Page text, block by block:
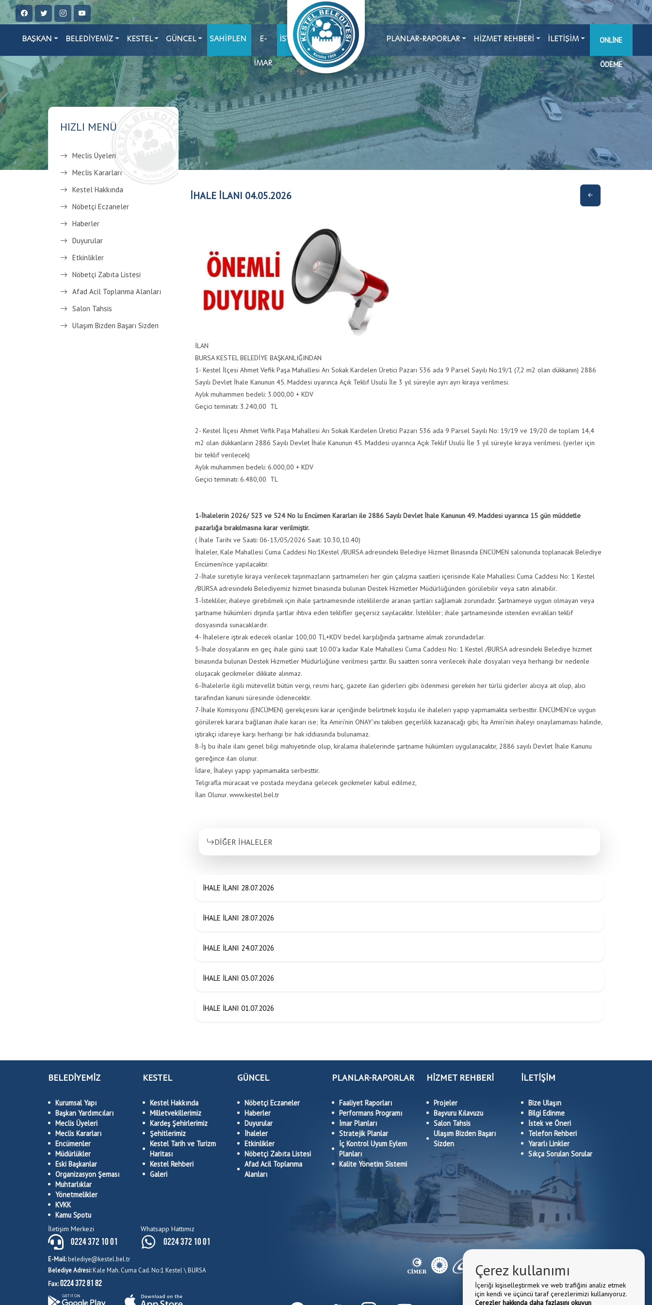
BAŞKAN BELEDİYEMİZ KESTEL GÜNCEL SAHIPLEN E-
İMAR
İSTIHDAM PLANLAR-RAPORLAR HİZMET REHBERİ İLETİŞİM ONLINE
ÖDEME
Anasayfa İhaleler / İHALE İLANI 04.05.2026
HIZLI MENÜ
Meclis Üyeleri
Meclis Kararları
Kestel Hakkında
Nöbetçi Eczaneler
Haberler
Duyurular
Etkinlikler
Nöbetçi Zabıta Listesi
Afad Acil Toplanma Alanları
Salon Tahsis
Ulaşım Bizden Başarı Sizden
İHALE İLANI 04.05.2026
İLAN
BURSA KESTEL BELEDİYE BAŞKANLIĞINDAN
1- Kestel İlçesi Ahmet Vefik Paşa Mahallesi Arı Sokak Kardelen Üretici Pazarı 536 ada 9 Parsel Sayılı No:19/1 (7,2 m2 olan dükkanın) 2886
Sayılı Devlet İhale Kanunun 45. Maddesi uyarınca Açık Teklif Usulü İle 3 yıl süreyle ayrı ayrı kiraya verilmesi.
Aylık muhammen bedeli: 3.000,00 + KDV
Geçici teminatı: 3.240,00 TL
2- Kestel İlçesi Ahmet Vefik Paşa Mahallesi Arı Sokak Kardelen Üretici Pazarı 536 ada 9 Parsel Sayılı No: 19/19 ve 19/20 de toplam 14,4
m2 olan dükkanların 2886 Sayılı Devlet İhale Kanunun 45. Maddesi uyarınca Açık Teklif Usulü İle 3 yıl süreyle kiraya verilmesi. (yerler için
bir teklif verilecek)
Aylık muhammen bedeli: 6.000,00 + KDV
Geçici teminatı: 6.480,00 TL
1-İhalelerin 2026/ 523 ve 524 No lu Encümen Kararları ile 2886 Sayılı Devlet İhale Kanunun 49. Maddesi uyarınca 15 gün müddetle
pazarlığa bırakılmasına karar verilmiştir.
( İhale Tarihi ve Saati: 06-13/05/2026 Saat: 10.30,10.40)
İhaleler, Kale Mahallesi Cuma Caddesi No:1Kestel /BURSA adresindeki Belediye Hizmet Binasında ENCÜMEN salonunda toplanacak Belediye
Encümeni'nce yapılacaktır.
2-İhale suretiyle kiraya verilecek taşınmazların şartnameleri her gün çalışma saatleri içerisinde Kale Mahallesi Cuma Caddesi No: 1 Kestel
/BURSA adresindeki Belediyemiz hizmet binasında bulunan Destek Hizmetler Müdürlüğünden görülebilir veya satın alınabilir.
3-İstekliler, ihaleye girebilmek için ihale şartnamesinde isteklilerde aranan şartları sağlamak zorundadır. Şartnameye uygun olmayan veya
şartname hükümleri dışında şartlar ihtiva eden teklifler geçersiz sayılacaktır. İstekliler; ihale şartnamesinde istenilen evrakları teklif
dosyasında sunacaklardır.
4- İhalelere iştirak edecek olanlar 100,00 TL+KDV bedel karşılığında şartname almak zorundadırlar.
5-İhale dosyalarını en geç ihale günü saat 10.00'a kadar Kale Mahallesi Cuma Caddesi No: 1 Kestel /BURSA adresindeki Belediye hizmet
binasında bulunan Destek Hizmetler Müdürlüğüne verilmesi şarttır. Bu saatten sonra verilecek ihale dosyaları veya herhangi bir nedenle
oluşacak gecikmeler dikkate alınmaz.
6-İhalelerle ilgili mütevellit bütün vergi, resmi harç, gazete ilan giderleri gibi ödenmesi gereken her türlü giderler alıcıya ait olup, alıcı
tarafından kanuni süresinde ödenecektir.
7-İhale Komisyonu (ENCÜMEN) gerekçesini karar içeriğinde belirtmek koşulu ile ihaleleri yapıp yapmamakta serbesttir. ENCÜMEN’ce uygun
görülerek karara bağlanan ihale kararı ise; İta Amiri’nin ONAY’ını takiben geçerlilik kazanacağı gibi, İta Amiri’nin ihaleyi onaylamaması halinde,
iştirakçi idareye karşı herhangi bir hak iddiasında bulunamaz.
8-İş bu ihale ilanı genel bilgi mahiyetinde olup, kiralama ihalelerinde şartname hükümleri uygulanacaktır, 2886 sayılı Devlet İhale Kanunu
gereğince ilan olunur.
İdare, İhaleyi yapıp yapmamakta serbesttir.
Telgrafla müracaat ve postada meydana gelecek gecikmeler kabul edilmez,
İlan Olunur. www.kestel.bel.tr
DİĞER İHALELER
İHALE İLANI 28.07.2026
İHALE İLANI 28.07.2026
İHALE İLANI 24.07.2026
İHALE İLANI 03.07.2026
İHALE İLANI 01.07.2026
BELEDİYEMİZ
Kurumsal Yapı
Başkan Yardımcıları
Meclis Üyeleri
Meclis Kararları
Encümenler
Müdürlükler
Eski Başkanlar
Organizasyon Şeması
Muhtarlıklar
Yönetmelikler
KVKK
Kamu Spotu
KESTEL
Kestel Hakkında
Milletvekillerimiz
Kardeş Şehirlerimiz
Şehitlerimiz
Kestel Tarih ve Turizm
Haritası
Kestel Rehberi
Galeri
GÜNCEL
Nöbetçi Eczaneler
Haberler
Duyurular
İhaleler
Etkinlikler
Nöbetçi Zabıta Listesi
Afad Acil Toplanma
Alanları
PLANLAR-RAPORLAR
Faaliyet Raporları
Performans Programı
İmar Planları
Stratejik Planlar
İç Kontrol Uyum Eylem
Planları
Kalite Yönetim Sistemi
HİZMET REHBERİ
Projeler
Başvuru Kılavuzu
Salon Tahsis
Ulaşım Bizden Başarı
Sizden
İLETİŞİM
Bize Ulaşın
Bilgi Edinme
İstek ve Öneri
Telefon Rehberi
Yararlı Linkler
Sıkça Sorulan Sorular
İletişim Merkezi
0224 372 10 01
Whatsapp Hattımız
0224 372 10 01
E-Mail:belediye@kestel.bel.tr
Belediye Adresi:Kale Mah. Cuma Cad. No:1 Kestel \ BURSA
Fax:0224 372 81 82
Çerez kullanımı
İçeriği kişiselleştirmek ve web trafiğini analiz etmek
için kendi ve üçüncü taraf çerezlerimizi kullanıyoruz.
Çerezler hakkında daha fazlasını okuyun